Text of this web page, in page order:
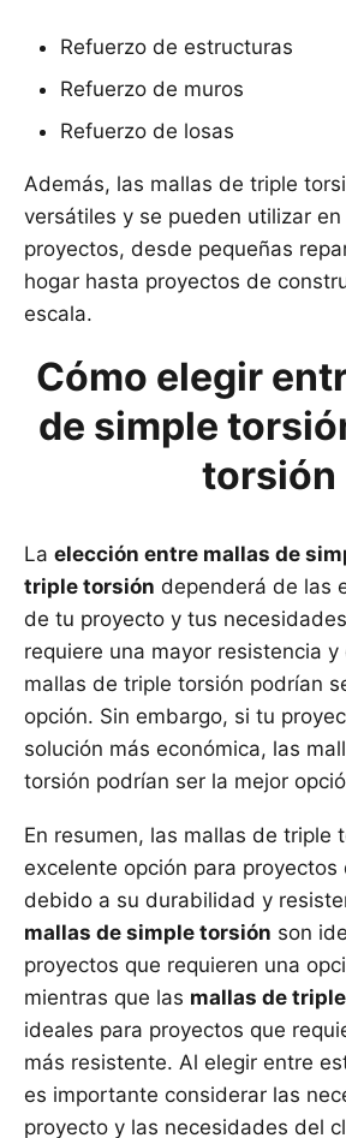
Refuerzo de estructuras
Refuerzo de muros
Refuerzo de losas
Además, las mallas de triple
versátiles y se pueden utilizar
proyectos, desde pequeñas
hogar hasta proyectos de
escala.
Cómo elegir
de simple
torsión
La elección entre mallas de
triple torsión dependerá de las
de tu proyecto y tus
requiere una mayor resistencia
mallas de triple torsión podrían
opción. Sin embargo, si tu
solución más económica, las
torsión podrían ser la mejor
En resumen, las mallas de triple
excelente opción para proyectos
debido a su durabilidad y
mallas de simple torsión son
proyectos que requieren una
mientras que las mallas de
ideales para proyectos que
más resistente. Al elegir entre
es importante considerar las
proyecto y las necesidades del